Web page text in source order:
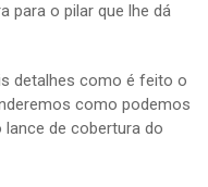
para o pilar que lhe dá
detalhes como é feito o
como podemos
de cobertura do